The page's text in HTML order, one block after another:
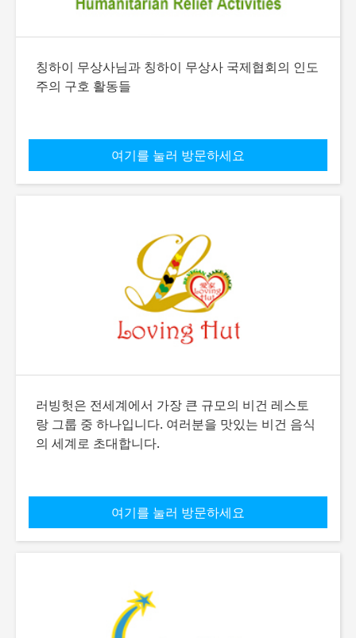
칭하이 무상사님과 칭하이 무상사 국제협회의 인도
주의 구호 활동들
여기를 눌러 방문하세요
러빙헛은 전세계에서 가장 큰 규모의 비건 레스토
랑 그룹 중 하나입니다. 여러분을 맛있는 비건 음식
의 세계로 초대합니다.
여기를 눌러 방문하세요